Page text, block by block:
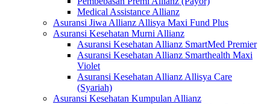
Medical Assistance Allianz
Asuransi Jiwa Allianz Allisya Maxi Fund Plus
Asuransi Kesehatan Murni Allianz
Asuransi Kesehatan Allianz SmartMed Premier
Asuransi Kesehatan Allianz Smarthealth Maxi
Violet
Asuransi Kesehatan Allianz Allisya Care
(Syariah)
Asuransi Kesehatan Kumpulan Allianz